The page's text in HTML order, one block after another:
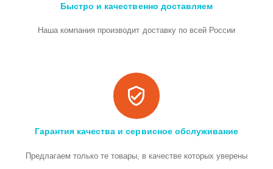
Быстро и качественно доставляем
Наша компания производит доставку по всей России
Гарантия качества и сервисное обслуживание
Предлагаем только те товары, в качестве которых уверены